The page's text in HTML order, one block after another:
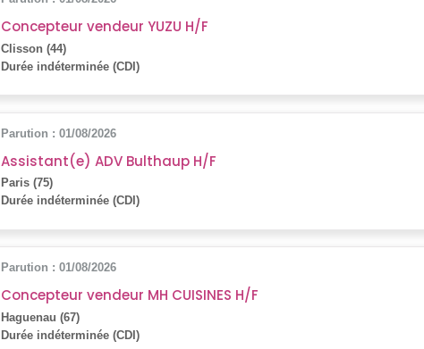
Concepteur vendeur YUZU H/F
Clisson (44)
Durée indéterminée (CDI)
Parution : 01/08/2026
Assistant(e) ADV Bulthaup H/F
Paris (75)
Durée indéterminée (CDI)
Parution : 01/08/2026
Concepteur vendeur MH CUISINES H/F
Haguenau (67)
Durée indéterminée (CDI)